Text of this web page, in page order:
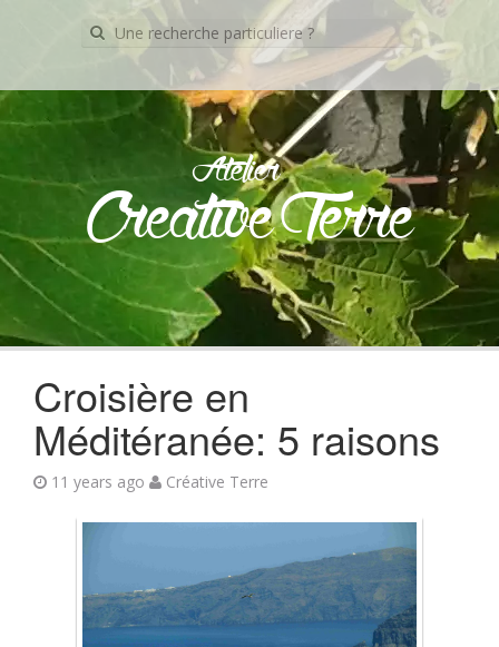
Recherche
pour:
Atelier
Creative Terre
Skip
to
Croisière en
Méditéranée: 5 raisons
11 years ago Créative Terre